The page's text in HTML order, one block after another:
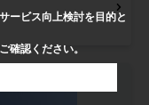
ービス向上検討を目的と
確認ください。